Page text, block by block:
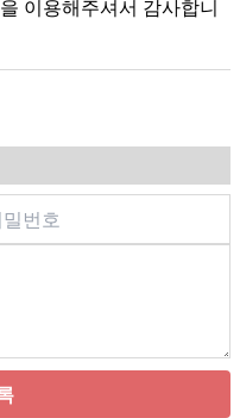
이용해주셔서 감사합니